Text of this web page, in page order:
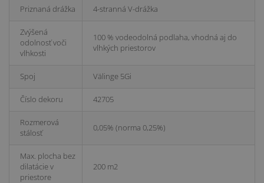
Priznaná drážka 4-stranná V-drážka
Zvýšená
odolnosť voči
vlhkosti
100 % vodeodolná podlaha, vhodná aj do
vlhkých priestorov
Spoj Välinge 5Gi
Číslo dekoru 42705
Rozmerová
stálosť
0,05% (norma 0,25%)
Max. plocha bez
dilatácie v
priestore
200 m2